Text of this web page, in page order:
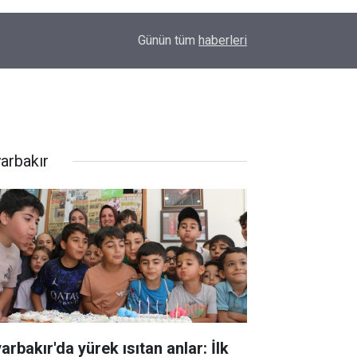
Uyarılar fayda etmiyor; Diyarbakır’da bir genç
Günün tüm haberleri
yürek ısıtan anlar: İlk